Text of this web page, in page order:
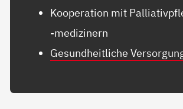
Kooperation mit
-medizinern
Gesundheitliche